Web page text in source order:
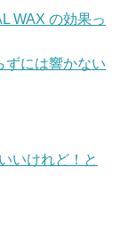
WAX の効果っ
ずには響かない
いけれど！と